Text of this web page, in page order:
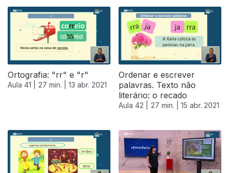
Ortografia: "rr" e "r"
Aula 41 | 27 min. | 13 abr. 2021
Ordenar e escrever
palavras. Texto não
literário: o recado
Aula 42 | 27 min. | 15 abr. 2021